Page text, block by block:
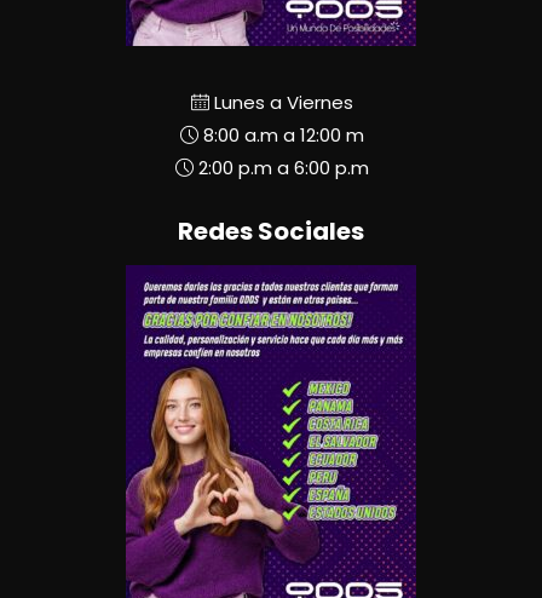
Lunes a Viernes
8:00 a.m a 12:00 m
2:00 p.m a 6:00 p.m
Redes Sociales